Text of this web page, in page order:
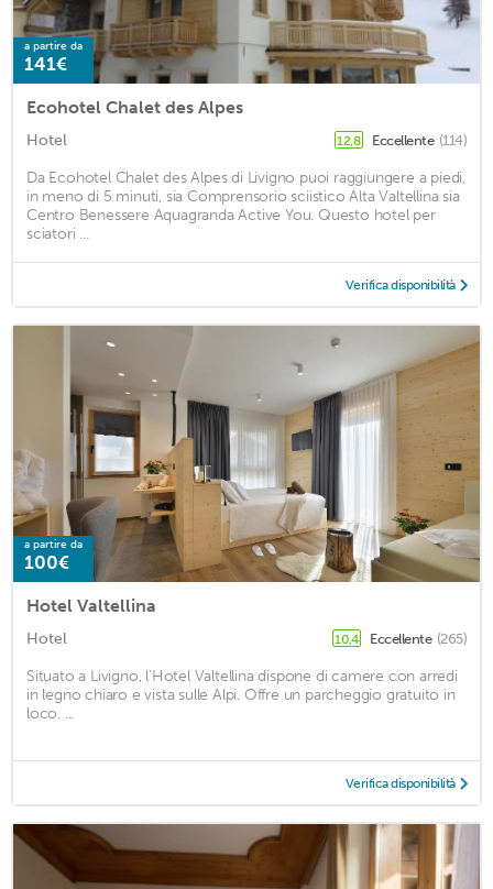
a partire da
141€
Ecohotel Chalet des Alpes
Hotel 12,8 Eccellente (114)
Da Ecohotel Chalet des Alpes di Livigno puoi raggiungere a piedi,
in meno di 5 minuti, sia Comprensorio sciistico Alta Valtellina sia
Centro Benessere Aquagranda Active You. Questo hotel per
sciatori ...
Verifica disponibilità
a partire da
100€
Hotel Valtellina
Hotel 10,4 Eccellente (265)
Situato a Livigno, l'Hotel Valtellina dispone di camere con arredi
in legno chiaro e vista sulle Alpi. Offre un parcheggio gratuito in
loco. ...
Verifica disponibilità